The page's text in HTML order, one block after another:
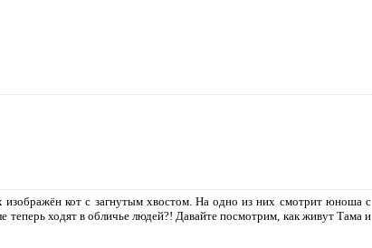
изображён кот с загнутым хвостом. На одно из них смотрит юноша с
ходят в обличье людей?! Давайте посмотрим, как живут Тама и